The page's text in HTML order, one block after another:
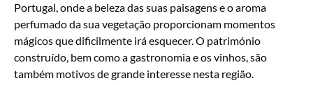
Portugal, onde a beleza das suas paisagens e o aroma
perfumado da sua vegetação proporcionam momentos
mágicos que dificilmente irá esquecer. O património
construído, bem como a gastronomia e os vinhos, são
também motivos de grande interesse nesta região.